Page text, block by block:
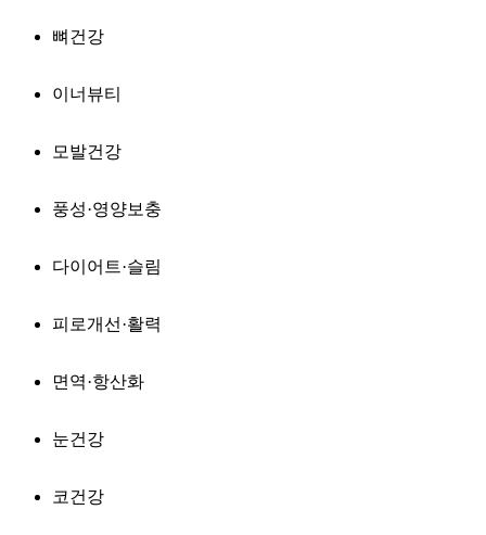
뼈건강
이너뷰티
모발건강
풍성·영양보충
다이어트·슬림
피로개선·활력
면역·항산화
눈건강
코건강